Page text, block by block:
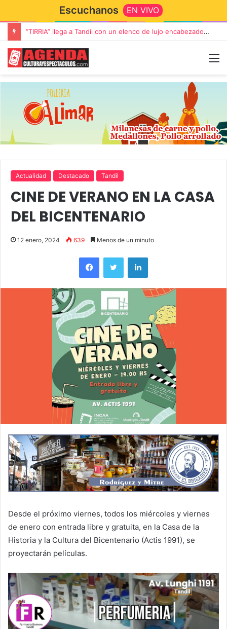
Escuchanos EN VIVO
“TIRRIA” llega a Tandil con un elenco de lujo encabezado por Capusotto, Spregelburd y Stefani
Actualidad Destacado Tandil
CINE DE VERANO EN LA CASA
DEL BICENTENARIO
12 enero, 2024 639 Menos de un minuto
Desde el próximo viernes, todos los miércoles y viernes
de enero con entrada libre y gratuita, en la Casa de la
Historia y la Cultura del Bicentenario (Actis 1991), se
proyectarán películas.